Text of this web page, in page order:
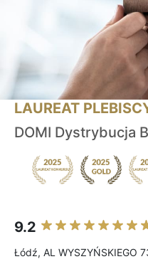
LAUREAT
DOMI Dystrybucja
9.2
Łódź, AL WYSZYŃSKIEGO